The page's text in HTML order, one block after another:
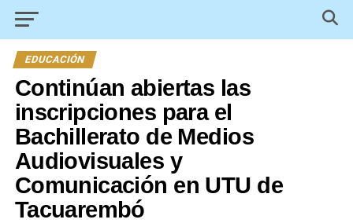
EDUCACIÓN
Continúan abiertas las
inscripciones para el
Bachillerato de Medios
Audiovisuales y
Comunicación en UTU de
Tacuarembó